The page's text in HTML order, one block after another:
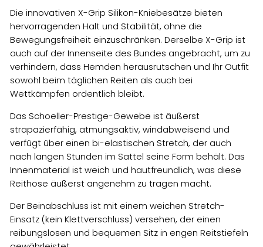
Die innovativen X-Grip Silikon-Kniebesätze bieten
hervorragenden Halt und Stabilität, ohne die
Bewegungsfreiheit einzuschränken. Derselbe X-Grip ist
auch auf der Innenseite des Bundes angebracht, um zu
verhindern, dass Hemden herausrutschen und Ihr Outfit
sowohl beim täglichen Reiten als auch bei
Wettkämpfen ordentlich bleibt.
Das Schoeller-Prestige-Gewebe ist äußerst
strapazierfähig, atmungsaktiv, windabweisend und
verfügt über einen bi-elastischen Stretch, der auch
nach langen Stunden im Sattel seine Form behält. Das
Innenmaterial ist weich und hautfreundlich, was diese
Reithose äußerst angenehm zu tragen macht.
Der Beinabschluss ist mit einem weichen Stretch-
Einsatz (kein Klettverschluss) versehen, der einen
reibungslosen und bequemen Sitz in engen Reitstiefeln